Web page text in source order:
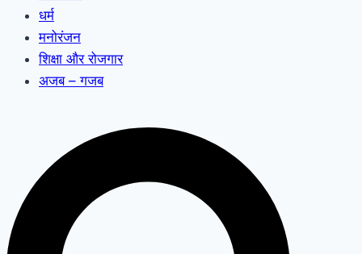
धर्म
मनोरंजन
शिक्षा और रोजगार
अजब – गजब